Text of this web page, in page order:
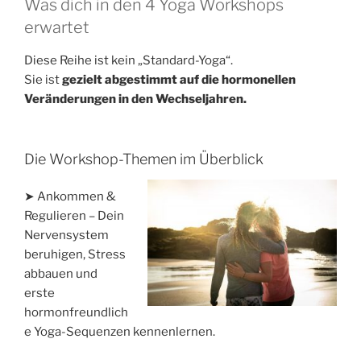
Was dich in den 4 Yoga Workshops
erwartet
Diese Reihe ist kein „Standard-Yoga“.
Sie istgezielt abgestimmt auf die hormonellen
Veränderungen in den Wechseljahren.
Die Workshop-Themen im Überblick
➤ Ankommen &
Regulieren – Dein
Nervensystem
beruhigen, Stress
abbauen und
erste
hormonfreundlich
e Yoga-Sequenzen kennenlernen.